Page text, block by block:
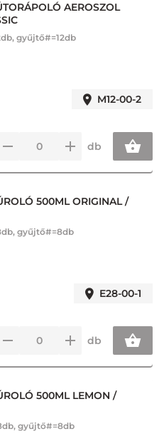
AEROSZOL
gyűjtő#=12db
M12-00-2
db
500ML ORIGINAL /
gyűjtő#=8db
E28-00-1
db
500ML LEMON /
gyűjtő#=8db